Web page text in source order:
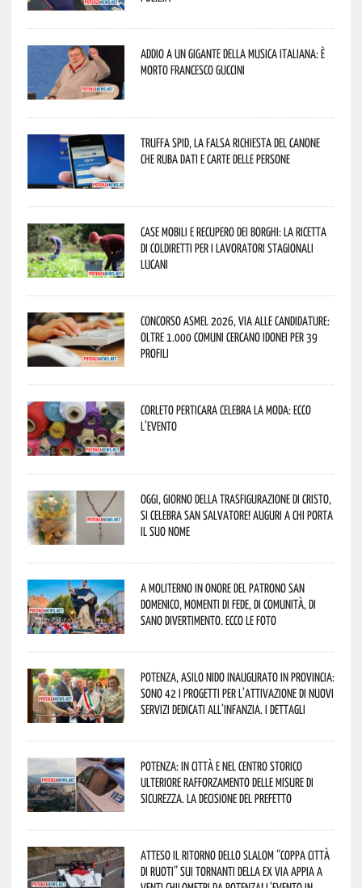
Addio a un gigante della musica italiana: è
morto Francesco Guccini
Truffa Spid, la falsa richiesta del canone
che ruba dati e carte delle persone
Case mobili e recupero dei borghi: la ricetta
di Coldiretti per i lavoratori stagionali
lucani
Concorso Asmel 2026, via alle candidature:
oltre 1.000 Comuni cercano idonei per 39
profili
Corleto Perticara celebra la moda: ecco
l’evento
Oggi, giorno della Trasfigurazione di Cristo,
si celebra San Salvatore! Auguri a chi porta
il suo nome
A Moliterno in onore del Patrono San
Domenico, momenti di fede, di comunità, di
sano divertimento. Ecco le foto
Potenza, asilo nido inaugurato in provincia:
sono 42 i progetti per l’attivazione di nuovi
servizi dedicati all’infanzia. I dettagli
Potenza: in città e nel centro storico
ulteriore rafforzamento delle misure di
sicurezza. La decisione del Prefetto
Atteso il ritorno dello slalom “Coppa Città
di Ruoti” sui tornanti della ex via Appia a